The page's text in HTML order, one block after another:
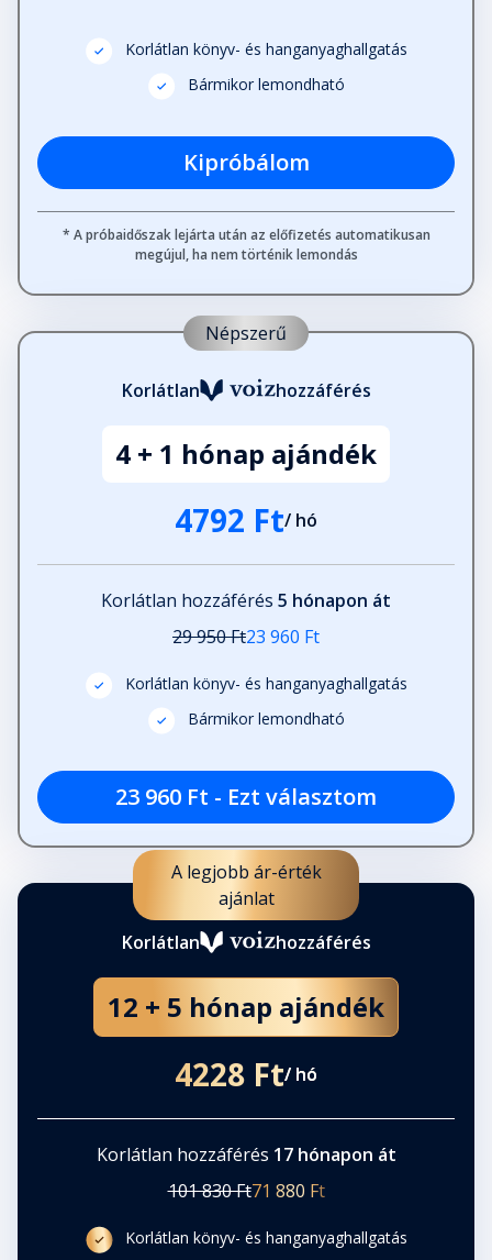
Korlátlan könyv- és hanganyaghallgatás
Bármikor lemondható
Kipróbálom
* A próbaidőszak lejárta után az előfizetés automatikusan
megújul, ha nem történik lemondás
Népszerű
Korlátlan hozzáférés
4 + 1 hónap ajándék
4792 Ft/ hó
Korlátlan hozzáférés 5 hónapon át
29 950 Ft23 960 Ft
Korlátlan könyv- és hanganyaghallgatás
Bármikor lemondható
23 960 Ft - Ezt választom
A legjobb ár-érték
ajánlat
Korlátlan
hozzáférés
12 + 5 hónap ajándék
4228 Ft/ hó
Korlátlan hozzáférés 17 hónapon át
101 830 Ft71 880 Ft
Korlátlan könyv- és hanganyaghallgatás